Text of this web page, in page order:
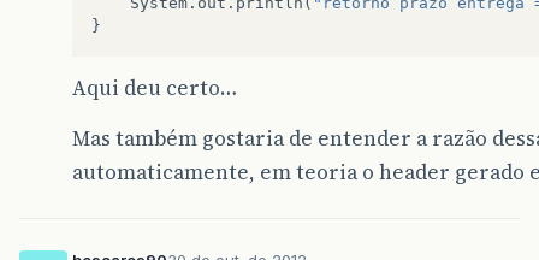
}
Aqui deu certo…
Mas também gostaria de entender a razão
automaticamente, em teoria o header gerado